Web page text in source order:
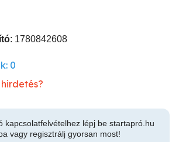
: 1780842608
0
kapcsolatfelvételhez lépj be startapró.hu
vagy regisztrálj gyorsan most!